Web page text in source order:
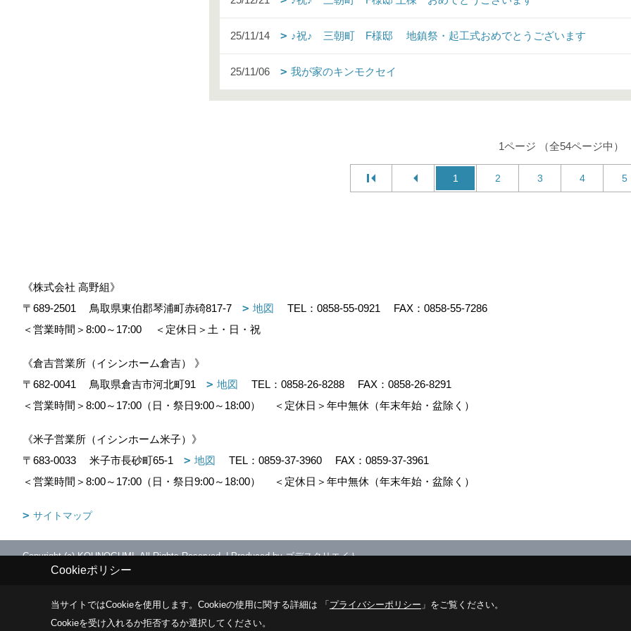
25/11/14 ♪祝♪ 三朝町 F様邸 地鎮祭・起工式おめでとうございます
25/11/06 我が家のキンモクセイ
1ページ （全54ページ中）
1 2 3 4 5
《株式会社 高野組》
〒689-2501
鳥取県東伯郡琴浦町赤碕817-7 地図 TEL： 0858-55-0921
FAX：0858-55-7286
＜営業時間＞8:00～17:00
＜定休日＞土・日・祝
《倉吉営業所（イシンホーム倉吉） 》
〒682-0041
鳥取県倉吉市河北町91 地図 TEL： 0858-26-8288
FAX：0858-26-8291
＜営業時間＞8:00～17:00（日・祭日9:00～18:00）
＜定休日＞年中無休（年末年始・盆除く）
《米子営業所（イシンホーム米子）》
〒683-0033
米子市長砂町65-1 地図 TEL： 0859-37-3960
FAX：0859-37-3961
＜営業時間＞8:00～17:00（日・祭日9:00～18:00）
＜定休日＞年中無休（年末年始・盆除く）
サイトマップ
Copyright (c) KOUNOGUMI. All Rights Reserved.|Produced byゴデスクリエイト
Cookieポリシー
当サイトではCookieを使用します。 Cookieの使用に関する詳細は 「 プライバシーポリシー 」をご覧ください。
Cookieを受け入れるか拒否するか選択してください。